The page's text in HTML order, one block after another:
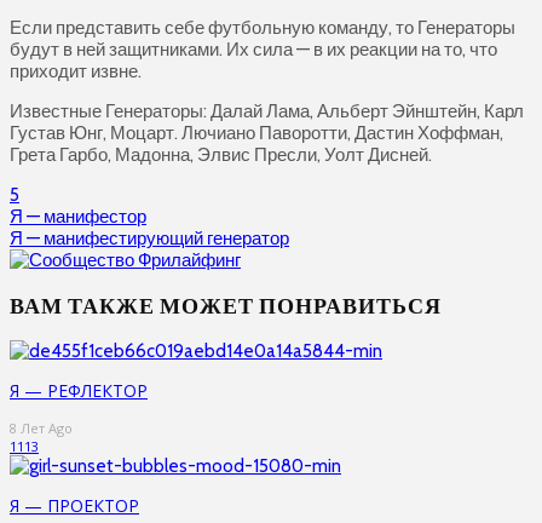
Если представить себе футбольную команду, то Генераторы
будут в ней защитниками. Их сила — в их реакции на то, что
приходит извне.
Известные Генераторы: Далай Лама, Альберт Эйнштейн, Карл
Густав Юнг, Моцарт. Лючиано Паворотти, Дастин Хоффман,
Грета Гарбо, Мадонна, Элвис Пресли, Уолт Дисней.
5
Я — манифестор
Я — манифестирующий генератор
ВАМ ТАКЖЕ МОЖЕТ ПОНРАВИТЬСЯ
Я — РЕФЛЕКТОР
8 Лет Ago
1113
Я — ПРОЕКТОР